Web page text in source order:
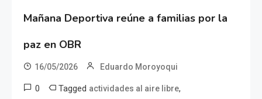
Mañana Deportiva reúne a familias por la
paz en OBR
16/05/2026 Eduardo Moroyoqui
0 Tagged actividades al aire libre,